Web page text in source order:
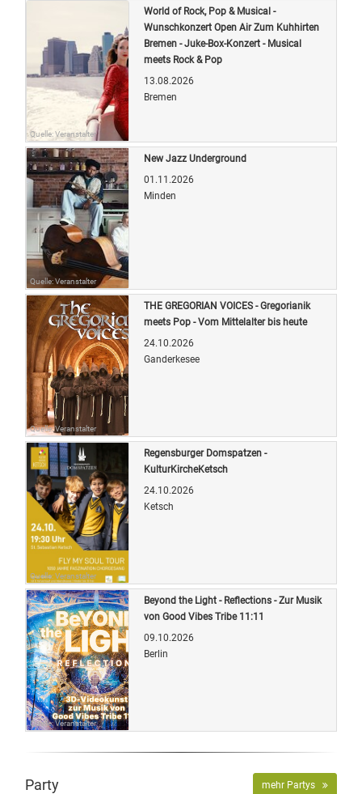
Quelle: Veranstalter
World of Rock, Pop & Musical -
Wunschkonzert Open Air Zum Kuhhirten
Bremen - Juke-Box-Konzert - Musical
meets Rock & Pop
13.08.2026
Bremen
Quelle: Veranstalter
New Jazz Underground
01.11.2026
Minden
Quelle: Veranstalter
THE GREGORIAN VOICES - Gregorianik
meets Pop - Vom Mittelalter bis heute
24.10.2026
Ganderkesee
Quelle: Veranstalter
Regensburger Domspatzen -
KulturKircheKetsch
24.10.2026
Ketsch
Quelle: Veranstalter
Beyond the Light - Reflections - Zur Musik
von Good Vibes Tribe 11:11
09.10.2026
Berlin
Party mehr Partys